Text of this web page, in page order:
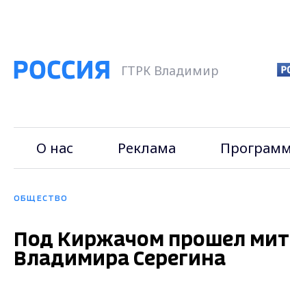
ГТРК Владимир
О нас Реклама
ОБЩЕСТВО
Под Киржачом прошел
Владимира Серегина